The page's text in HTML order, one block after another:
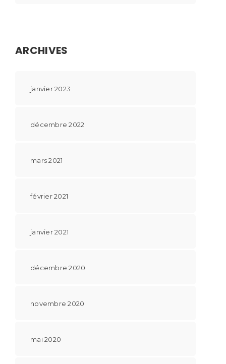
ARCHIVES
janvier 2023
décembre 2022
mars 2021
février 2021
janvier 2021
décembre 2020
novembre 2020
mai 2020